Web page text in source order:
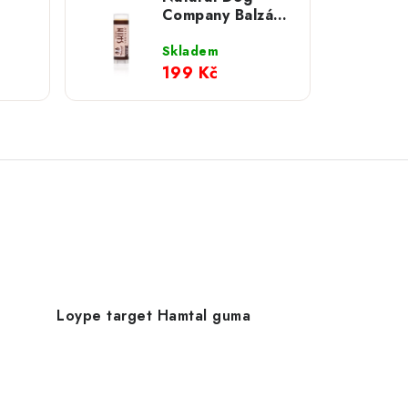
Company Balzám
Soother ;
cestovní balení
Skladem
199 Kč
Loype target Hamtal guma